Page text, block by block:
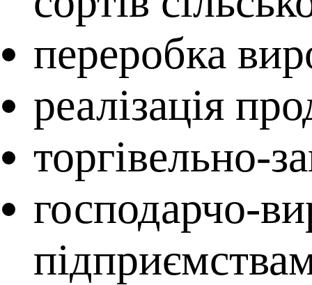
переробка
реалізація
торгівельно-
господарчо-